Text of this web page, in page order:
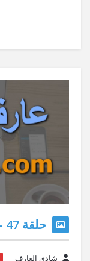
حلقة 47 – المنتج ولا الجمهور أولا؟
شادي العارف